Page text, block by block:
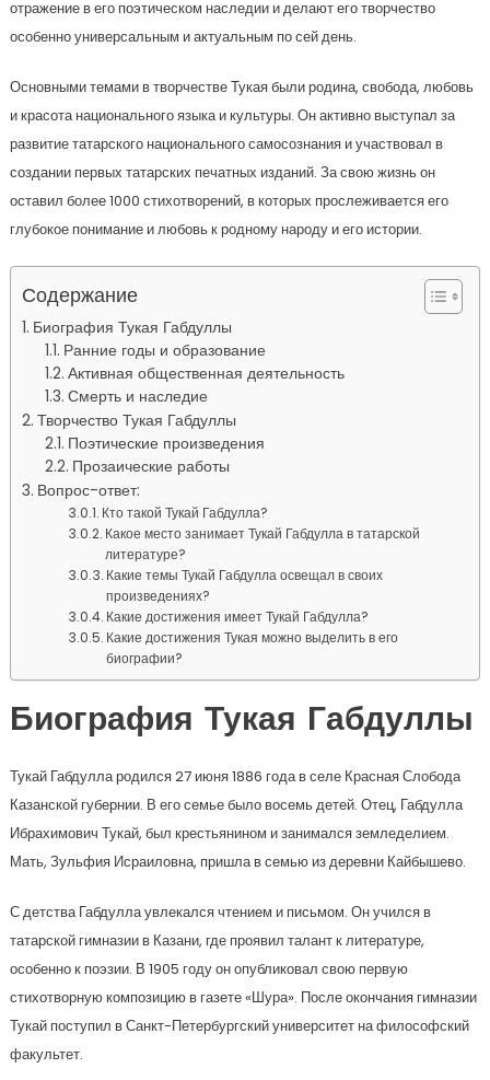
отражение в его поэтическом наследии и делают его творчество
особенно универсальным и актуальным по сей день.
Основными темами в творчестве Тукая были родина, свобода, любовь
и красота национального языка и культуры. Он активно выступал за
развитие татарского национального самосознания и участвовал в
создании первых татарских печатных изданий. За свою жизнь он
оставил более 1000 стихотворений, в которых прослеживается его
глубокое понимание и любовь к родному народу и его истории.
Содержание
Биография Тукая Габдуллы
Ранние годы и образование
Активная общественная деятельность
Смерть и наследие
Творчество Тукая Габдуллы
Поэтические произведения
Прозаические работы
Вопрос-ответ:
Кто такой Тукай Габдулла?
Какое место занимает Тукай Габдулла в татарской
литературе?
Какие темы Тукай Габдулла освещал в своих
произведениях?
Какие достижения имеет Тукай Габдулла?
Какие достижения Тукая можно выделить в его
биографии?
Биография Тукая Габдуллы
Тукай Габдулла родился 27 июня 1886 года в селе Красная Слобода
Казанской губернии. В его семье было восемь детей. Отец, Габдулла
Ибрахимович Тукай, был крестьянином и занимался земледелием.
Мать, Зульфия Исраиловна, пришла в семью из деревни Кайбышево.
С детства Габдулла увлекался чтением и письмом. Он учился в
татарской гимназии в Казани, где проявил талант к литературе,
особенно к поэзии. В 1905 году он опубликовал свою первую
стихотворную композицию в газете «Шура». После окончания гимназии
Тукай поступил в Санкт-Петербургский университет на философский
факультет.